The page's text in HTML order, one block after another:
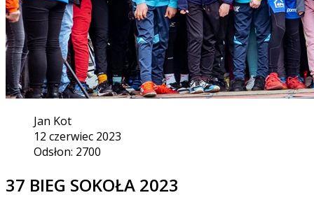
Jan Kot
12 czerwiec 2023
Odsłon: 2700
37 BIEG SOKOŁA 2023